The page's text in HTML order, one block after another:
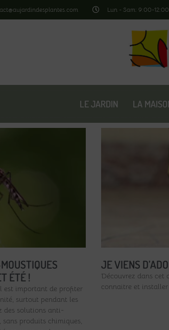
Lun - Sam: 9:00-
LE JARDIN LA
ÉTÉ !
est important de profiter
surtout pendant les
des solutions anti-
produits chimiques,
JE VIENS
Découvrez dans cet
connaitre et installer